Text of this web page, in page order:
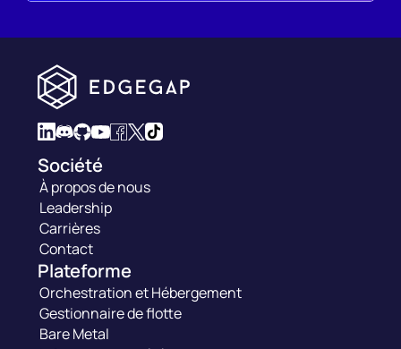
Société
À propos de nous
Leadership
Carrières
Contact
Plateforme
Orchestration et Hébergement
Gestionnaire de flotte
Bare Metal